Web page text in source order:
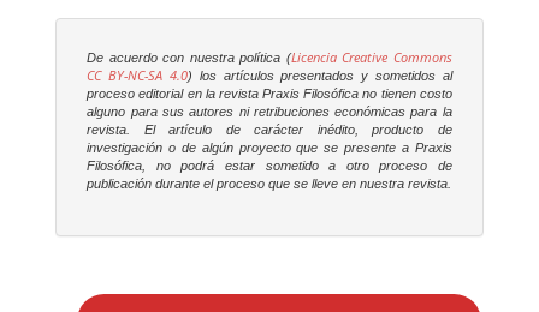
De acuerdo con nuestra política (Licencia Creative Commons
CC BY-NC-SA 4.0) los artículos presentados y sometidos al
proceso editorial en la revistaPraxis Filosófica no tienen costo
alguno para sus autores ni retribuciones económicas para la
revista. El artículo de carácter inédito, producto de
investigación o de algún proyecto que se presente a Praxis
Filosófica , no podrá estar sometido a otro proceso de
publicación durante el proceso que se lleve en nuestra revista.